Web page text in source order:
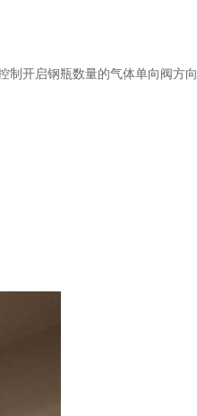
制开启钢瓶数量的气体单向阀方向